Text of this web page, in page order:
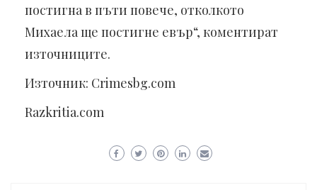
постигна в пъти повече, отколкото
Михаела ще постигне евър“, коментират
източниците.
Източник: Crimesbg.com
Razkritia.com